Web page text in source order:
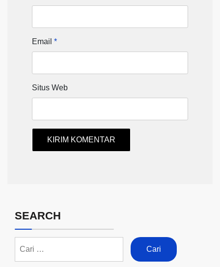
Email *
Situs Web
SEARCH